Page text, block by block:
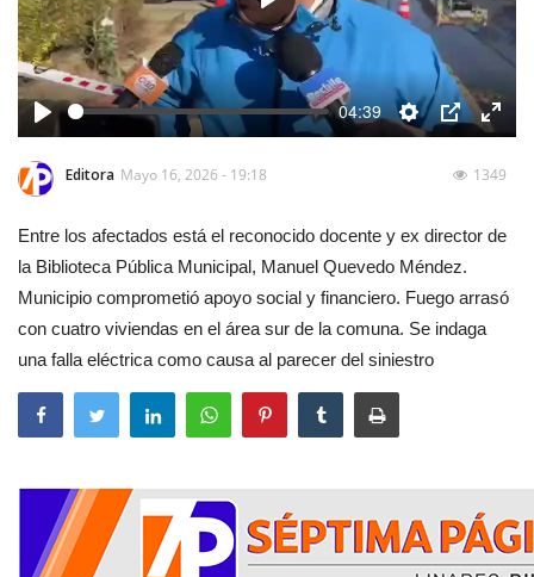
Deporte
Política
Play
04:39
Settings
PIP
Enter
Play
Editora Mayo 16, 2026 - 19:18 1349
Entre los afectados está el reconocido docente y ex director de
la Biblioteca Pública Municipal, Manuel Quevedo Méndez.
Municipio comprometió apoyo social y financiero. Fuego arrasó
con cuatro viviendas en el área sur de la comuna. Se indaga
una falla eléctrica como causa al parecer del siniestro